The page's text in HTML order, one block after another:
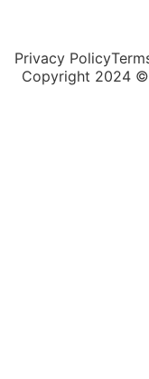
Privacy Policy
Copyright 2024